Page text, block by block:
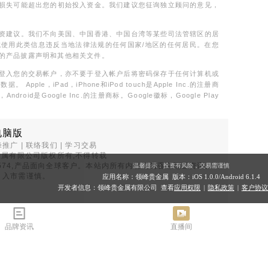
可能超出您的初始投入资金。我们建议您征询独立顾问的意见，
议。我们不向美国、中国香港、中国台湾等某些司法管辖区的居
用此类信息违反当地法律法规的任何国家/地区的任何居民。在您
产品披露声明和其他相关文件。
您的交易帐户，亦不要于登入帐户后将密码保存于任何计算机或
据。 Apple，iPad，iPhone和iPod touch是Apple Inc.的注册商
Android是Google Inc.的注册商标。Google徽标，Google Play
版
推广 |联络我们 |学习交易
有限公司版权所有,不得转载
产品面向全球客户。本站内所有内容均为香港地区资讯。
市需谨慎。
品牌资讯 直播间
温馨提示：投资有风险，交易需谨慎
应用名称：领峰贵金属 版本：iOS 1.0.0/Android 6.1.4
开发者信息：领峰贵金属有限公司 查看应用权限 | 隐私政策 | 客户协议